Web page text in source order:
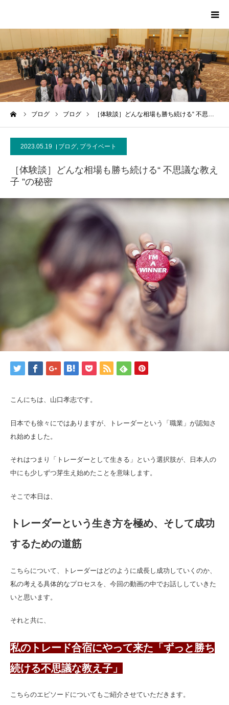
ブログ ブログ ［体験談］どんな相場も勝ち続ける“ 不思…
2023.05.19 ブログ, プライベート
［体験談］どんな相場も勝ち続ける“ 不思議な教え
子 ”の秘密
こんにちは、山口孝志です。
日本でも徐々にではありますが、トレーダーという「職業」が認知さ
れ始めました。
それはつまり「トレーダーとして生きる」という選択肢が、日本人の
中にも少しずつ芽生え始めたことを意味します。
そこで本日は、
トレーダーという生き方を極め、そして成功
するための道筋
こちらについて、トレーダーはどのように成長し成功していくのか、
私の考える具体的なプロセスを、今回の動画の中でお話ししていきた
いと思います。
それと共に、
私のトレード合宿にやって来た「ずっと勝ち
続ける不思議な教え子」
こちらのエピソードについてもご紹介させていただきます。
PROFILE
SCA